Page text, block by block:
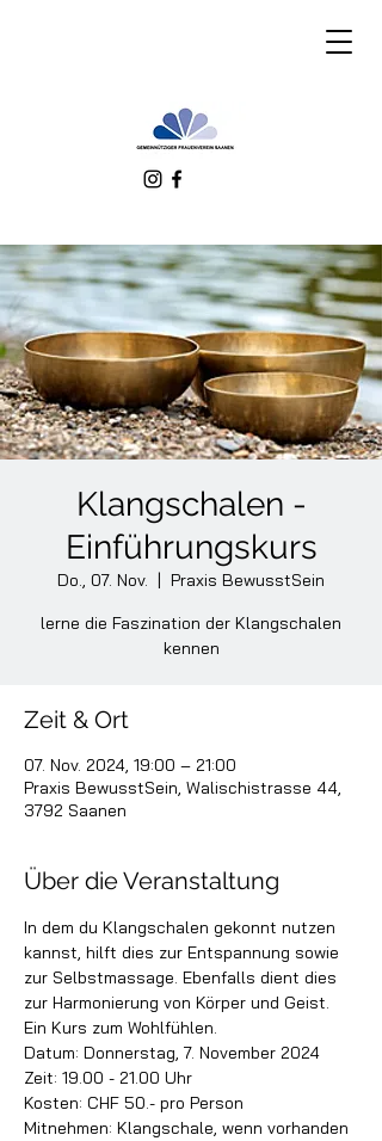
Klangschalen -
Einführungskurs
Do., 07. Nov.
  |
Praxis BewusstSein
lerne die Faszination der Klangschalen
kennen
Zeit & Ort
07. Nov. 2024, 19:00 – 21:00
Praxis BewusstSein, Walischistrasse 44,
3792 Saanen
Über die Veranstaltung
In dem du Klangschalen gekonnt nutzen
kannst, hilft dies zur Entspannung sowie
zur Selbstmassage. Ebenfalls dient dies
zur Harmonierung von Körper und Geist.
Ein Kurs zum Wohlfühlen.
Datum: Donnerstag, 7. November 2024
Zeit: 19.00 - 21.00 Uhr
Kosten: CHF 50.- pro Person
Mitnehmen: Klangschale, wenn vorhanden